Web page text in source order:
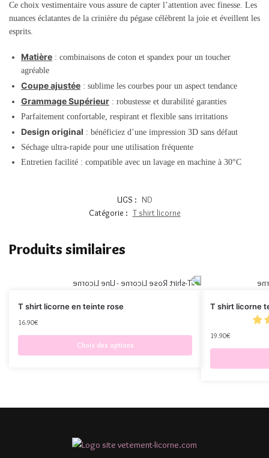
Ce choix vestimentaire vous assure de capter l’attention avec finesse. Les
nuances éclatantes de la crinière du pégase célèbrent la joie et éveillent les
esprits.
Matière : combinaisons de coton et spandex pour un toucher
agréable
Coupe ajustée : sublime les courbes pour un aspect tendance
Grammage Supérieur : robustesse et durabilité garanties
Parfaitement confortable, respirant et flexible sans irritations
Design original : bénéficiez d’une impression 3D sans défaut
Séchage ultra-rapide pour une utilisation fréquente
Entretien facilité : compatible avec un lavage en machine à 30°C
UGS : ND
Catégorie : T shirt licorne
Produits similaires
T shirt licorne en teinte rose
16.90€
Choix des options
T shirt licorne
19.90€